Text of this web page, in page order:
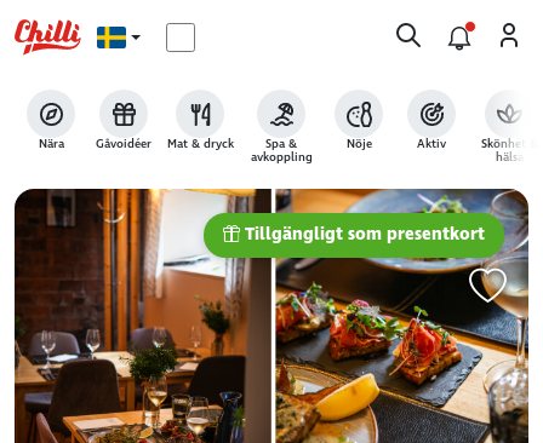
Nära Gåvoidéer Mat & dryck Spa &
avkoppling
Nöje Aktiv Skönhet &
hälsa
Tillgängligt som presentkort